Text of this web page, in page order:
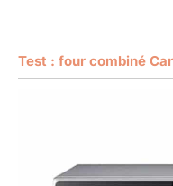
Test : four combiné